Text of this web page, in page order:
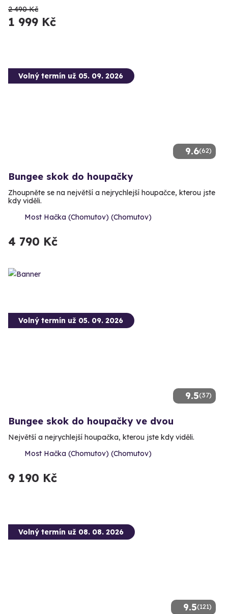
2 490 Kč
1 999 Kč
9.6(62)
Volný termín už 05. 09. 2026
Bungee skok do houpačky
Zhoupněte se na největší a nejrychlejší houpačce, kterou jste
kdy viděli.
Most Hačka (Chomutov) (Chomutov)
4 790 Kč
9.5(37)
Volný termín už 05. 09. 2026
Bungee skok do houpačky ve dvou
Největší a nejrychlejší houpačka, kterou jste kdy viděli.
Most Hačka (Chomutov) (Chomutov)
9 190 Kč
9.5(121)
Volný termín už 08. 08. 2026